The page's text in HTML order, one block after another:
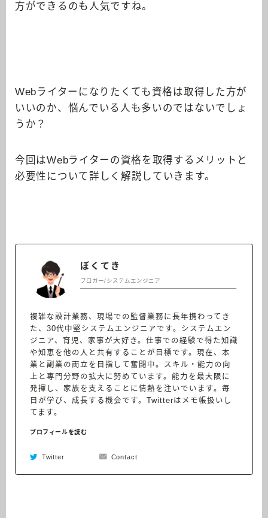
方ができるのも人気ですね。
Webライターになりたくても資格は取得した方が
いいのか、悩んでいる人も多いのではないでしょ
うか？
今回はWebライターの資格を取得するメリットと
必要性について詳しく解説していきます。
ぼくてき
ブロガー/システムエンジニア
複雑な設計業務、現場での監督業務に長年携わってき
た、30代中堅システムエンジニアです。システムエン
ジニア、育児、家事が大好き。仕事での経験で得た知識
や知恵を他の人と共有することが目標です。現在、本
業と副業の両立を目指して奮闘中。スキル・能力の向
上と専門分野の拡大に努めています。能力を最大限に
発揮し、家族を支えることに情熱を注いでいます。毎
日が学び、成長する機会です。Twitterはメモ帳扱いし
てます。
プロフィールを読む
Twitter Contact